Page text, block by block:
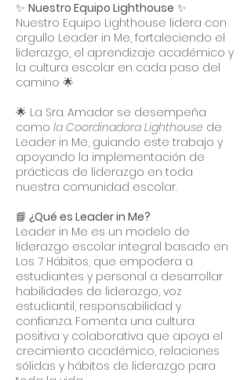
✨ Nuestro Equipo Lighthouse ✨
Nuestro Equipo Lighthouse lidera con
orgullo Leader in Me, fortaleciendo el
liderazgo, el aprendizaje académico y
la cultura escolar en cada paso del
camino 🌟
🌟 La Sra. Amador se desempeña
como la Coordinadora Lighthouse de
Leader in Me, guiando este trabajo y
apoyando la implementación de
prácticas de liderazgo en toda
nuestra comunidad escolar.
📘 ¿Qué es Leader in Me?
Leader in Me es un modelo de
liderazgo escolar integral basado en
Los 7 Hábitos, que empodera a
estudiantes y personal a desarrollar
habilidades de liderazgo, voz
estudiantil, responsabilidad y
confianza. Fomenta una cultura
positiva y colaborativa que apoya el
crecimiento académico, relaciones
sólidas y hábitos de liderazgo para